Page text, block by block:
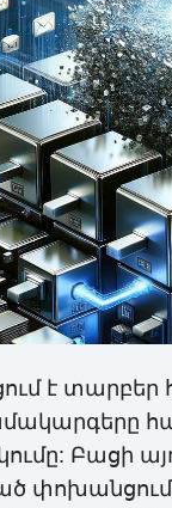
է
Բացի